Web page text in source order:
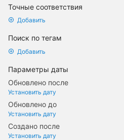
Точные соответствия
Добавить
Поиск по тегам
Добавить
Параметры даты
Обновлено после
Установить дату
Обновлено до
Установить дату
Создано после
Установить дату